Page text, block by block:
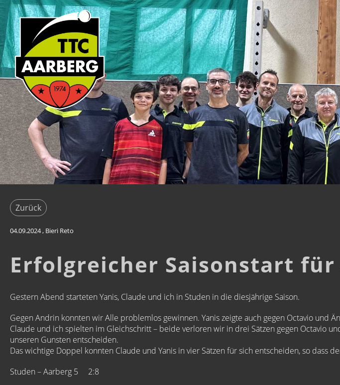
Zurück
04.09.2024, Bieri Reto
Erfolgreicher Saisonstart für
Gestern Abend starteten Yanis, Claude und ich in Studen in die diesjährige Saison.
Gegen Andrin konnten wir Alle problemlos gewinnen. Yanis zeigte auch gegen Octavio und
Claude und ich spielten im Gleichschritt – beide verloren wir in drei Sätzen gegen Octavio
unseren Gunsten entscheiden.
Das wichtige Doppel konnten Claude und Yanis in vier Sätzen für sich entscheiden, so dass
Studen – Aarberg 5
2:8